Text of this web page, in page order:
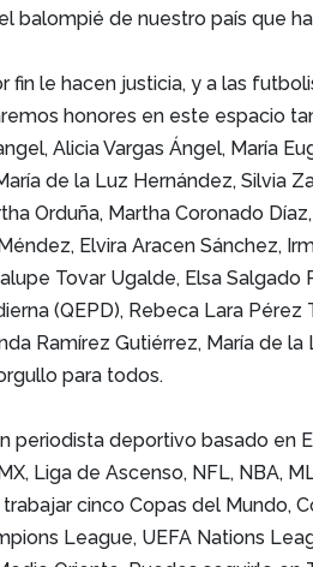
balompié de nuestro país que
fin le hacen justicia, y a las
honores en este espacio
Alicia Vargas Ángel, María
de la Luz Hernández, Silvia
Orduña, Martha Coronado
Elvira Aracen Sánchez,
Tovar Ugalde, Elsa Salgado
(QEPD), Rebeca Lara Pérez
Ramírez Gutiérrez, María de
para todos.
periodista deportivo basado en
Liga de Ascenso, NFL, NBA,
cinco Copas del Mundo,
League, UEFA Nations